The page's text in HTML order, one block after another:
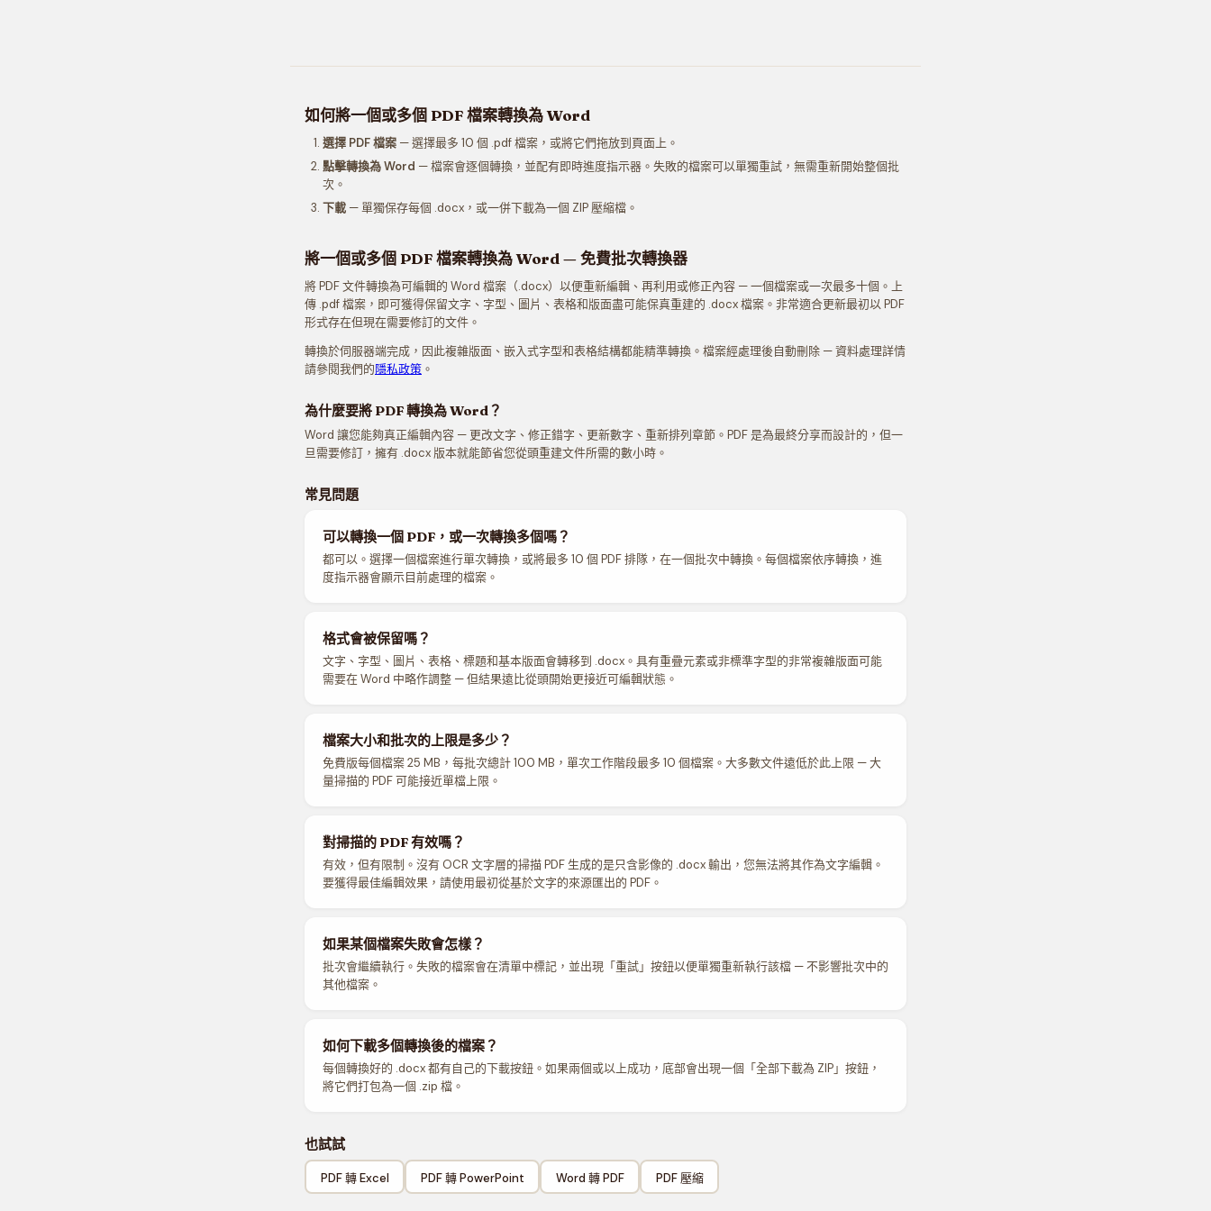
如何將一個或多個 PDF 檔案轉換為 Word
選擇 PDF 檔案 — 選擇最多 10 個 .pdf 檔案，或將它們拖放到頁面上。
點擊轉換為 Word — 檔案會逐個轉換，並配有即時進度指示器。失敗的檔案可以單獨重試，無需重新開始整個批
次。
下載 — 單獨保存每個 .docx，或一併下載為一個 ZIP 壓縮檔。
將一個或多個 PDF 檔案轉換為 Word — 免費批次轉換器
將 PDF 文件轉換為可編輯的 Word 檔案（.docx）以便重新編輯、再利用或修正內容 — 一個檔案或一次最多十個。上
傳 .pdf 檔案，即可獲得保留文字、字型、圖片、表格和版面盡可能保真重建的 .docx 檔案。非常適合更新最初以 PDF
形式存在但現在需要修訂的文件。
轉換於伺服器端完成，因此複雜版面、嵌入式字型和表格結構都能精準轉換。檔案經處理後自動刪除 — 資料處理詳情
請參閱我們的隱私政策 。
為什麼要將 PDF 轉換為 Word？
Word 讓您能夠真正編輯內容 — 更改文字、修正錯字、更新數字、重新排列章節。PDF 是為最終分享而設計的，但一
旦需要修訂，擁有 .docx 版本就能節省您從頭重建文件所需的數小時。
常見問題
可以轉換一個 PDF，或一次轉換多個嗎？
都可以。選擇一個檔案進行單次轉換，或將最多 10 個 PDF 排隊，在一個批次中轉換。每個檔案依序轉換，進
度指示器會顯示目前處理的檔案。
格式會被保留嗎？
文字、字型、圖片、表格、標題和基本版面會轉移到 .docx。具有重疊元素或非標準字型的非常複雜版面可能
需要在 Word 中略作調整 — 但結果遠比從頭開始更接近可編輯狀態。
檔案大小和批次的上限是多少？
免費版每個檔案 25 MB，每批次總計 100 MB，單次工作階段最多 10 個檔案。大多數文件遠低於此上限 — 大
量掃描的 PDF 可能接近單檔上限。
對掃描的 PDF 有效嗎？
有效，但有限制。沒有 OCR 文字層的掃描 PDF 生成的是只含影像的 .docx 輸出，您無法將其作為文字編輯。
要獲得最佳編輯效果，請使用最初從基於文字的來源匯出的 PDF。
如果某個檔案失敗會怎樣？
批次會繼續執行。失敗的檔案會在清單中標記，並出現「重試」按鈕以便單獨重新執行該檔 — 不影響批次中的
其他檔案。
如何下載多個轉換後的檔案？
每個轉換好的 .docx 都有自己的下載按鈕。如果兩個或以上成功，底部會出現一個「全部下載為 ZIP」按鈕，
將它們打包為一個 .zip 檔。
也試試
PDF 轉 Excel PDF 轉 PowerPoint Word 轉 PDF PDF 壓縮